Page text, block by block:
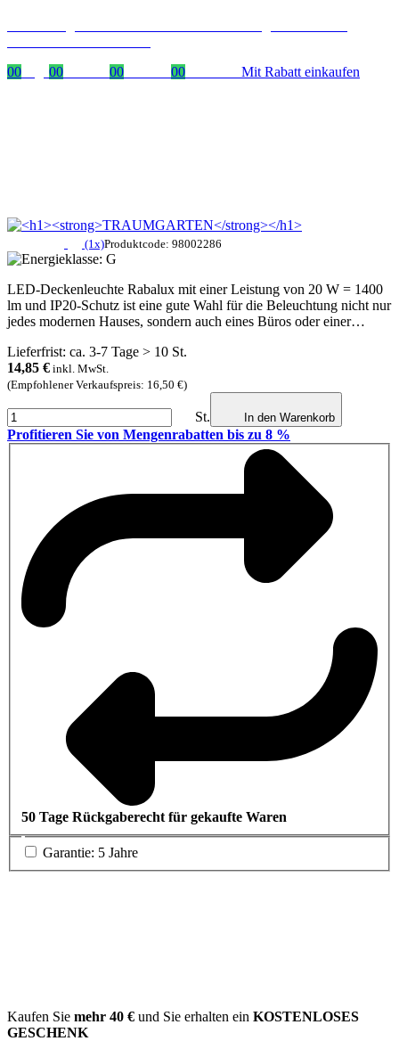
00
00 00 00 Mit Rabatt einkaufen
(1x)Produktcode: 98002286
LED-Deckenleuchte Rabalux mit einer Leistung von 20 W = 1400
lm und IP20-Schutz ist eine gute Wahl für die Beleuchtung nicht nur
jedes modernen Hauses, sondern auch eines Büros oder einer…
Lieferfrist: ca. 3-7 Tage > 10 St.
14,85 € inkl. MwSt.
(Empfohlener Verkaufspreis: 16,50 €)
St. In den Warenkorb
Profitieren Sie von Mengenrabatten bis zu 8 %
50 Tage Rückgaberecht für gekaufte Waren
Garantie: 5 Jahre
Kaufen Sie mehr 40 € und Sie erhalten ein KOSTENLOSES
GESCHENK